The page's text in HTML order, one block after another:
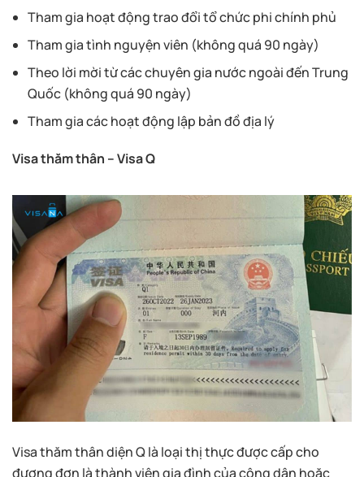
Tham gia hoạt động trao đổi tổ chức phi chính phủ
Tham gia tình nguyện viên (không quá 90 ngày)
Theo lời mời từ các chuyên gia nước ngoài đến Trung
Quốc (không quá 90 ngày)
Tham gia các hoạt động lập bản đồ địa lý
Visa thăm thân – Visa Q
Visa thăm thân diện Q là loại thị thực được cấp cho
đương đơn là thành viên gia đình của công dân hoặc